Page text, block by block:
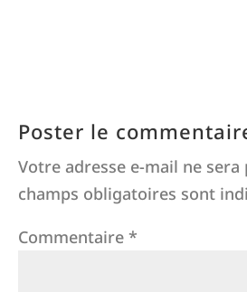
Poster le
Votre adresse e-mail ne sera
champs obligatoires sont
Commentaire *